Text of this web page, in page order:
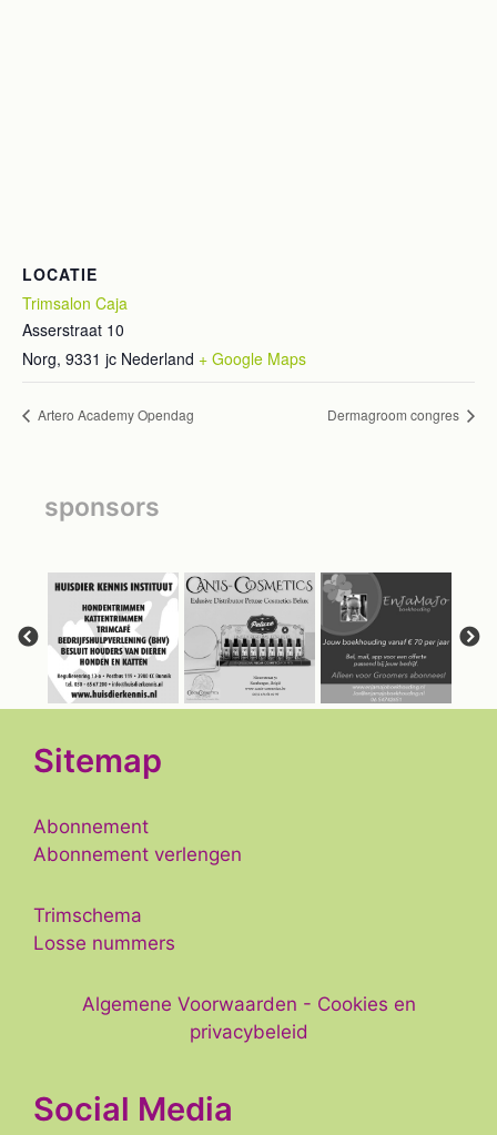
LOCATIE
Trimsalon Caja
Asserstraat 10
Norg, 9331 jc Nederland + Google Maps
Artero Academy Opendag Dermagroom congres
sponsors
Sitemap
Abonnement
Abonnement verlengen
Trimschema
Losse nummers
Algemene Voorwaarden - Cookies en
privacybeleid
Social Media